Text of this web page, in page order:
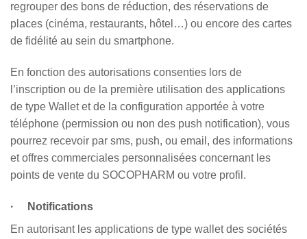
regrouper des bons de réduction, des réservations de
places (cinéma, restaurants, hôtel…) ou encore des cartes
de fidélité au sein du smartphone.
En fonction des autorisations consenties lors de
l’inscription ou de la première utilisation des applications
de type Wallet et de la configuration apportée à votre
téléphone (permission ou non des push notification), vous
pourrez recevoir par sms, push, ou email, des informations
et offres commerciales personnalisées concernant les
points de vente du SOCOPHARM ou votre profil.
· Notifications
En autorisant les applications de type wallet des sociétés